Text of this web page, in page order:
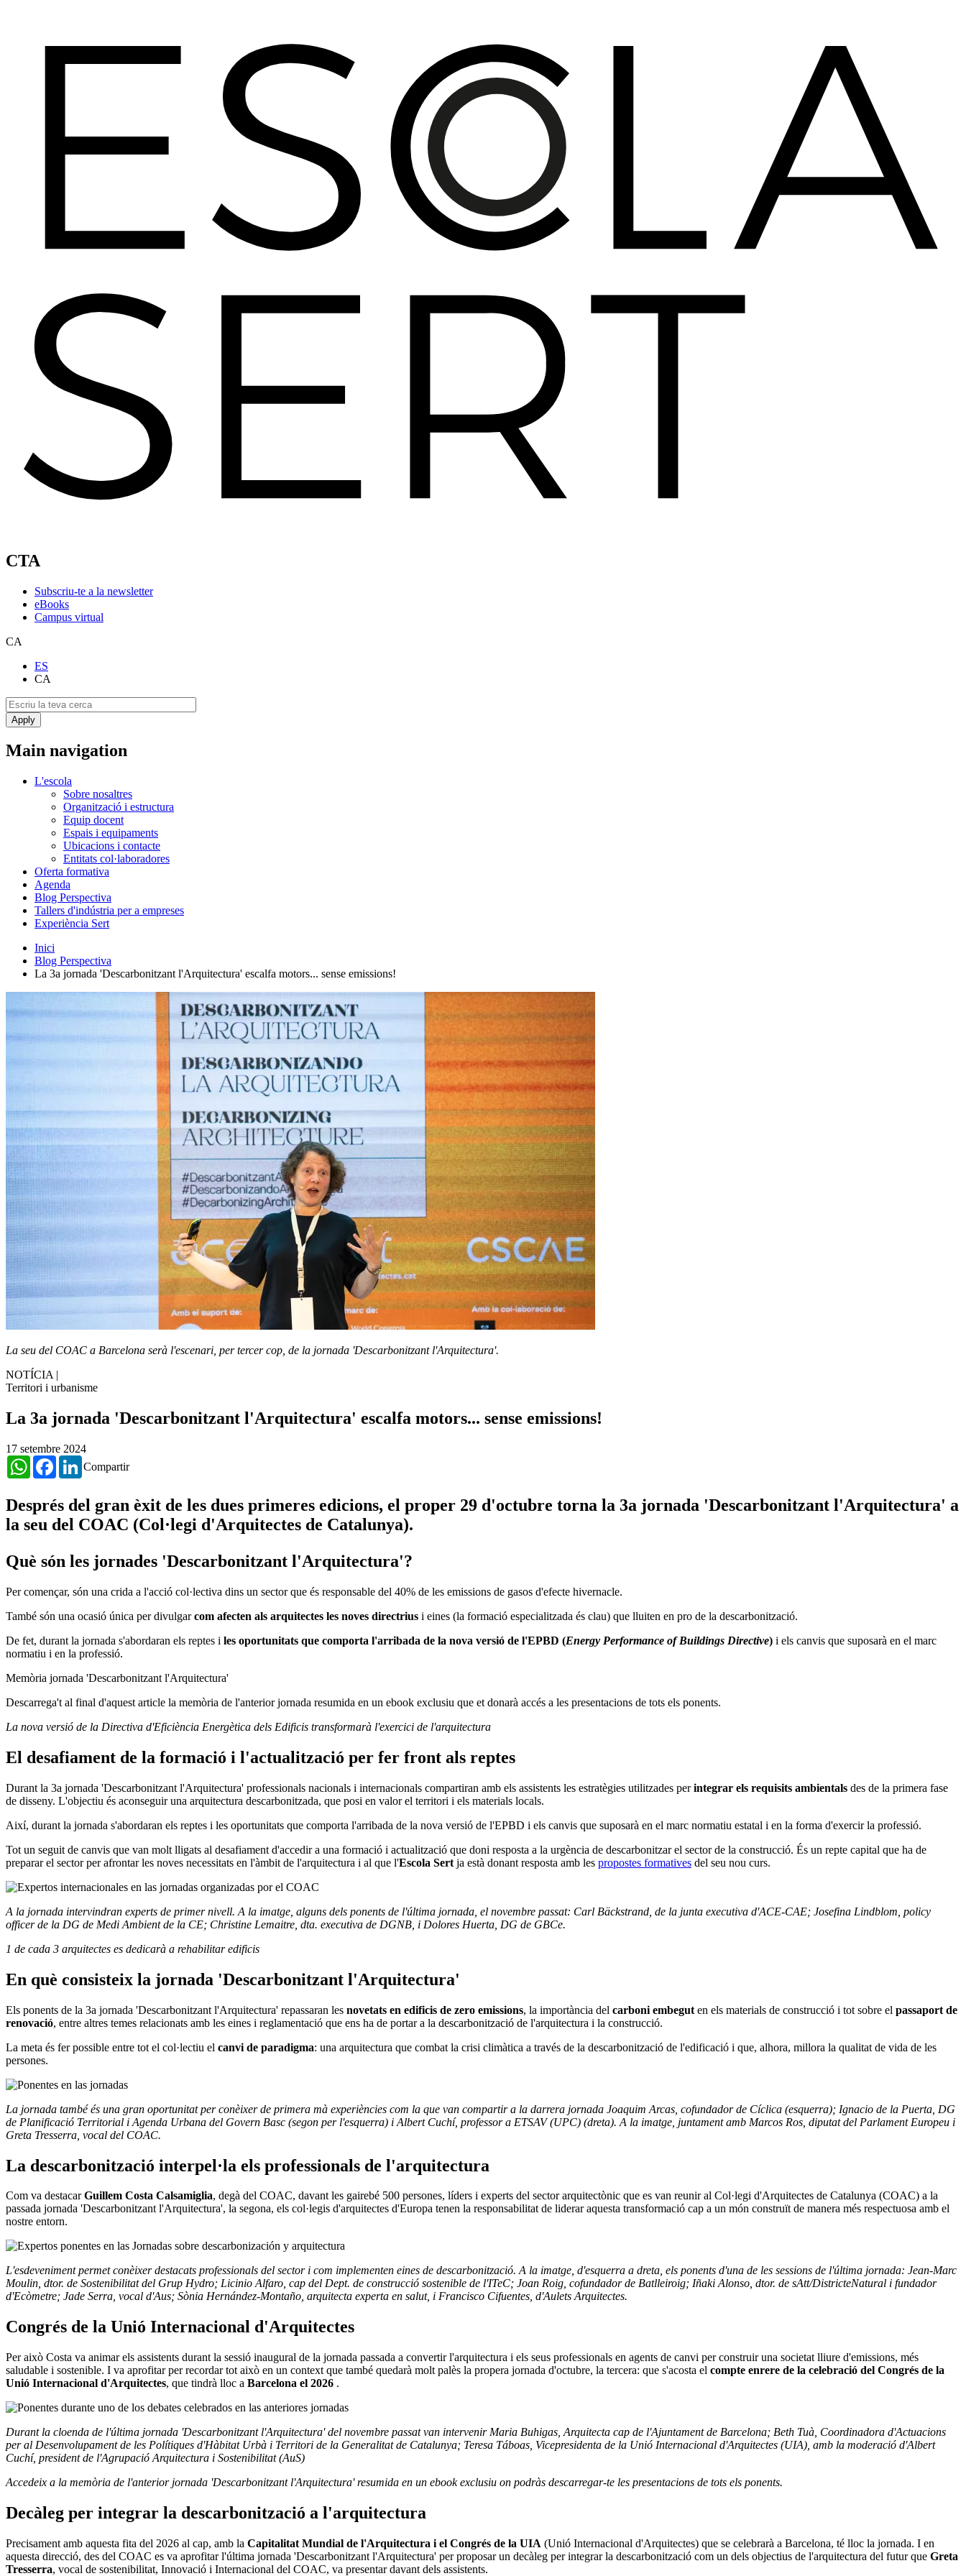
CTA
Subscriu-te a la newsletter
eBooks
Campus virtual
CA
ES
CA
Main navigation
L'escola
Sobre nosaltres
Organització i estructura
Equip docent
Espais i equipaments
Ubicacions i contacte
Entitats col·laboradores
Oferta formativa
Agenda
Blog Perspectiva
Tallers d'indústria per a empreses
Experiència Sert
Inici
Blog Perspectiva
La 3a jornada 'Descarbonitzant l'Arquitectura' escalfa motors... sense emissions!
La seu del COAC a Barcelona serà l'escenari, per tercer cop, de la jornada 'Descarbonitzant l'Arquitectura'.
NOTÍCIA |
Territori i urbanisme
La 3a jornada 'Descarbonitzant l'Arquitectura' escalfa motors... sense emissions!
17 setembre 2024
Compartir
WhatsAppFacebookLinkedIn
Després del gran èxit de les dues primeres edicions, el proper 29 d'octubre torna la 3a jornada 'Descarbonitzant l'Arquitectura' a
la seu del COAC (Col·legi d'Arquitectes de Catalunya).
Què són les jornades 'Descarbonitzant l'Arquitectura'?
Per començar, són una crida a l'acció col·lectiva dins un sector que és responsable del 40% de les emissions de gasos d'efecte hivernacle.
També són una ocasió única per divulgarcom afecten als arquitectes les noves directrius i eines (la formació especialitzada és clau) que lluiten en pro de la descarbonització.
De fet, durant la jornada s'abordaran els reptes i les oportunitats que comporta l'arribada de la nova versió de l'EPBD (Energy Performance of Buildings Directive) i els canvis que suposarà en el marc
normatiu i en la professió.
Memòria jornada 'Descarbonitzant l'Arquitectura'
Descarrega't al final d'aquest article la memòria de l'anterior jornada resumida en un ebook exclusiu que et donarà accés a les presentacions de tots els ponents.
La nova versió de la Directiva d'Eficiència Energètica dels Edificis transformarà l'exercici de l'arquitectura
El desafiament de la formació i l'actualització per fer front als reptes
Durant la 3a jornada 'Descarbonitzant l'Arquitectura' professionals nacionals i internacionals compartiran amb els assistents les estratègies utilitzades perintegrar els requisits ambientals des de la primera fase
de disseny. L'objectiu és aconseguir una arquitectura descarbonitzada, que posi en valor el territori i els materials locals.
Així, durant la jornada s'abordaran els reptes i les oportunitats que comporta l'arribada de la nova versió de l'EPBD i els canvis que suposarà en el marc normatiu estatal i en la forma d'exercir la professió.
Tot un seguit de canvis que van molt lligats al desafiament d'accedir a una formació i actualització que doni resposta a la urgència de descarbonitzar el sector de la construcció. És un repte capital que ha de
preparar el sector per afrontar les noves necessitats en l'àmbit de l'arquitectura i al que l'Escola Sert ja està donant resposta amb les propostes formatives del seu nou curs.
A la jornada intervindran experts de primer nivell. A la imatge, alguns dels ponents de l'última jornada, el novembre passat: Carl Bäckstrand, de la junta executiva d'ACE-CAE; Josefina Lindblom, policy
officer de la DG de Medi Ambient de la CE; Christine Lemaitre, dta. executiva de DGNB, i Dolores Huerta, DG de GBCe.
1 de cada 3 arquitectes es dedicarà a rehabilitar edificis
En què consisteix la jornada 'Descarbonitzant l'Arquitectura'
Els ponents de la 3a jornada 'Descarbonitzant l'Arquitectura' repassaran les novetats en edificis de zero emissions, la importància del carboni embegut en els materials de construcció i tot sobre el passaport de
renovació, entre altres temes relacionats amb les eines i reglamentació que ens ha de portar a la descarbonització de l'arquitectura i la construcció.
La meta és fer possible entre tot el col·lectiu el canvi de paradigma: una arquitectura que combat la crisi climàtica a través de la descarbonització de l'edificació i que, alhora, millora la qualitat de vida de les
persones.
La jornada també és una gran oportunitat per conèixer de primera mà experiències com la que van compartir a la darrera jornada Joaquim Arcas, cofundador de Cíclica (esquerra); Ignacio de la Puerta, DG
de Planificació Territorial i Agenda Urbana del Govern Basc (segon per l'esquerra) i Albert Cuchí, professor a ETSAV (UPC) (dreta). A la imatge, juntament amb Marcos Ros, diputat del Parlament Europeu i
Greta Tresserra, vocal del COAC.
La descarbonització interpel·la els professionals de l'arquitectura
Com va destacarGuillem Costa Calsamiglia, degà del COAC, davant les gairebé 500 persones, líders i experts del sector arquitectònic que es van reunir al Col·legi d'Arquitectes de Catalunya (COAC) a la
passada jornada 'Descarbonitzant l'Arquitectura', la segona, els col·legis d'arquitectes d'Europa tenen la responsabilitat de liderar aquesta transformació cap a un món construït de manera més respectuosa amb el
nostre entorn.
L'esdeveniment permet conèixer destacats professionals del sector i com implementen eines de descarbonització. A la imatge, d'esquerra a dreta, els ponents d'una de les sessions de l'última jornada: Jean-Marc
Moulin, dtor. de Sostenibilitat del Grup Hydro; Licinio Alfaro, cap del Dept. de construcció sostenible de l'ITeC; Joan Roig, cofundador de Batlleiroig; Iñaki Alonso, dtor. de sAtt/DistricteNatural i fundador
d'Ecòmetre; Jade Serra, vocal d'Aus; Sònia Hernández-Montaño, arquitecta experta en salut, i Francisco Cifuentes, d'Aulets Arquitectes.
Congrés de la Unió Internacional d'Arquitectes
Per això Costa va animar els assistents durant la sessió inaugural de la jornada passada a convertir l'arquitectura i els seus professionals en agents de canvi per construir una societat lliure d'emissions, més
saludable i sostenible. I va aprofitar per recordar tot això en un context que també quedarà molt palès la propera jornada d'octubre, la tercera: que s'acosta el compte enrere de la celebració del Congrés de la
Unió Internacional d'Arquitectes, que tindrà lloc a Barcelona el 2026 .
Durant la cloenda de l'última jornada 'Descarbonitzant l'Arquitectura' del novembre passat van intervenir Maria Buhigas, Arquitecta cap de l'Ajuntament de Barcelona; Beth Tuà, Coordinadora d'Actuacions
per al Desenvolupament de les Polítiques d'Hàbitat Urbà i Territori de la Generalitat de Catalunya; Teresa Táboas, Vicepresidenta de la Unió Internacional d'Arquitectes (UIA), amb la moderació d'Albert
Cuchí, president de l'Agrupació Arquitectura i Sostenibilitat (AuS)
Accedeix a la memòria de l'anterior jornada 'Descarbonitzant l'Arquitectura' resumida en un ebook exclusiu on podràs descarregar-te les presentacions de tots els ponents.
Decàleg per integrar la descarbonització a l'arquitectura
Precisament amb aquesta fita del 2026 al cap, amb la Capitalitat Mundial de l'Arquitectura i el Congrés de la UIA (Unió Internacional d'Arquitectes) que se celebrarà a Barcelona, ​​té lloc la jornada. I en
aquesta direcció, des del COAC es va aprofitar l'última jornada 'Descarbonitzant l'Arquitectura' per proposar un decàleg per integrar la descarbonització com un dels objectius de l'arquitectura del futur que Greta
Tresserra, vocal de sostenibilitat, Innovació i Internacional del COAC, va presentar davant dels assistents.